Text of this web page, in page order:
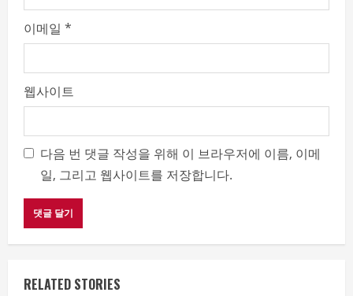
이메일 *
웹사이트
다음 번 댓글 작성을 위해 이 브라우저에 이름, 이메
일, 그리고 웹사이트를 저장합니다.
RELATED STORIES